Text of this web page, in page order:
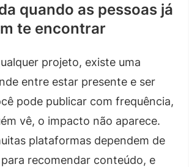
quando as pessoas já
te encontrar
projeto, existe uma
entre estar presente e ser
pode publicar com frequência,
vê, o impacto não aparece.
plataformas dependem de
recomendar conteúdo, e